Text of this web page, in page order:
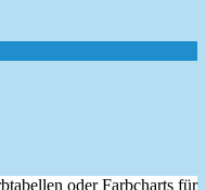
oder Farbcharts für